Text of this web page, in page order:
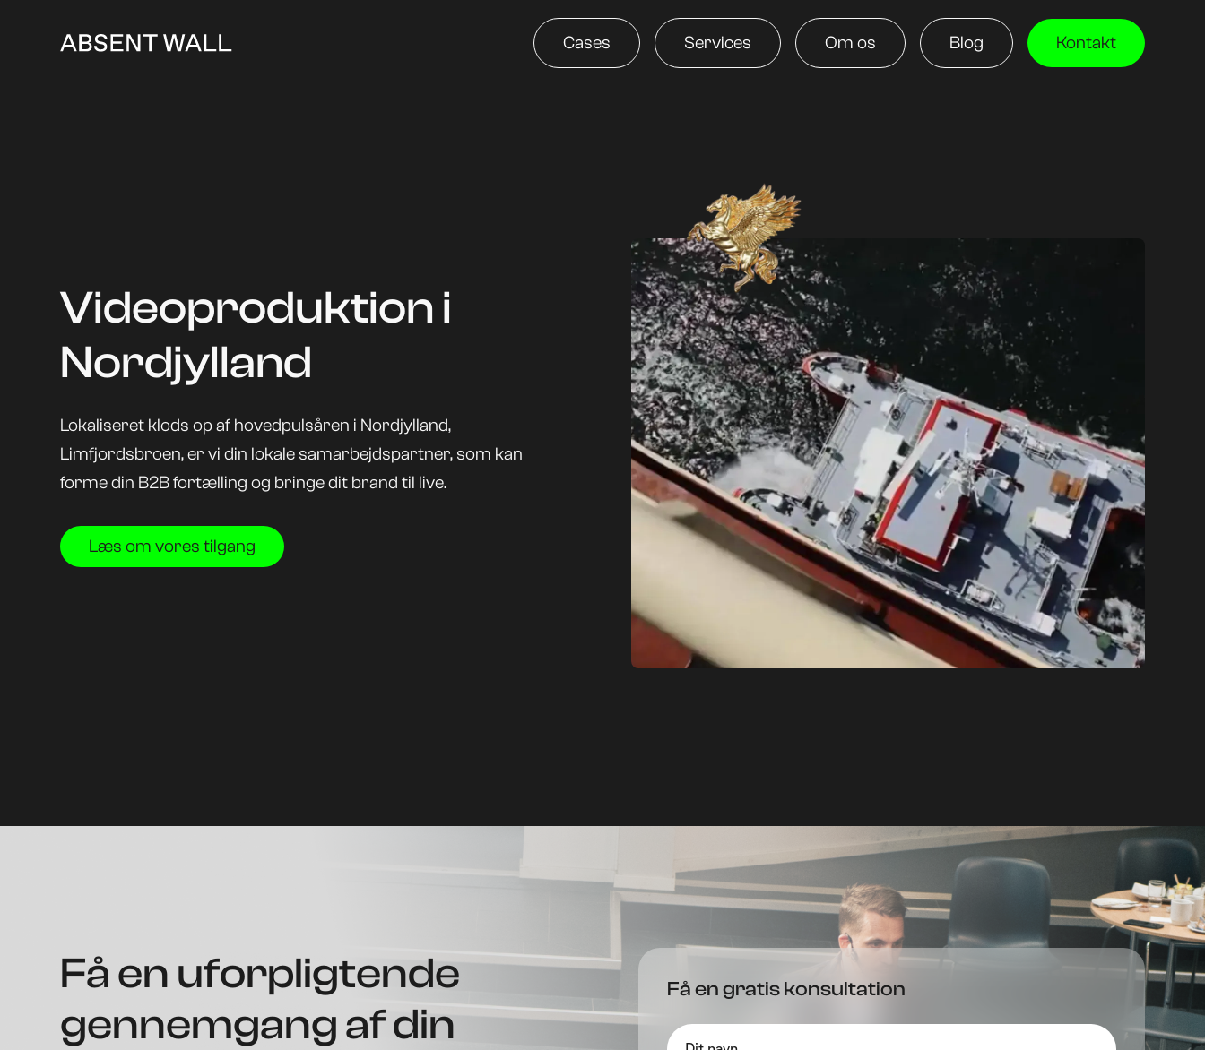
Cases Services Om os Blog Kontakt
Videoproduktion i
Nordjylland
Lokaliseret klods op af hovedpulsåren i Nordjylland,
Limfjordsbroen, er vi din lokale samarbejdspartner, som kan
forme din B2B fortælling og bringe dit brand til live.
Læs om vores tilgang
Få en uforpligtende
gennemgang af din
Få en gratis konsultation